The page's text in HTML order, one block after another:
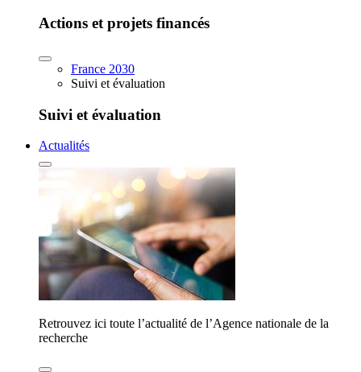
Actions et projets financés
France 2030
Suivi et évaluation
Suivi et évaluation
Actualités
Retrouvez ici toute l’actualité de l’Agence nationale de la
recherche